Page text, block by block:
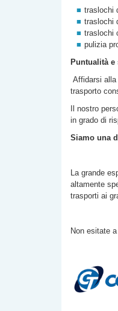
traslochi
traslochi
traslochi
pulizia
Puntualità e
Affidarsi alla
trasporto
Il nostro
in grado di
Siamo una
La grande
altamente
trasporti ai
Non esitate